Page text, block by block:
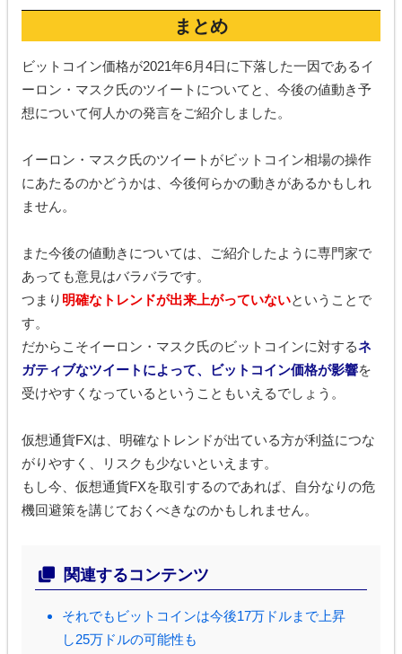
まとめ
ビットコイン価格が2021年6月4日に下落した一因であるイ
ーロン・マスク氏のツイートについてと、今後の値動き予
想について何人かの発言をご紹介しました。
イーロン・マスク氏のツイートがビットコイン相場の操作
にあたるのかどうかは、今後何らかの動きがあるかもしれ
ません。
また今後の値動きについては、ご紹介したように専門家で
あっても意見はバラバラです。
つまり 明確なトレンドが出来上がっていないということで
す。
だからこそイーロン・マスク氏のビットコインに対するネ
ガティブなツイートによって、ビットコイン価格が影響を
受けやすくなっているということもいえるでしょう。
仮想通貨FXは、明確なトレンドが出ている方が利益につな
がりやすく、リスクも少ないといえます。
もし今、仮想通貨FXを取引するのであれば、自分なりの危
機回避策を講じておくべきなのかもしれません。
関連するコンテンツ
それでもビットコインは今後17万ドルまで上昇
し25万ドルの可能性も